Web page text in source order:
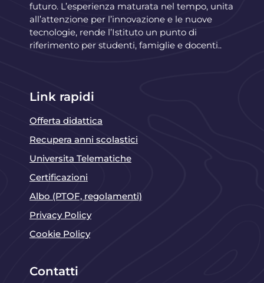
futuro. L’esperienza maturata nel tempo, unita
all’attenzione per l’innovazione e le nuove
tecnologie, rende l’Istituto un punto di
riferimento per studenti, famiglie e docenti..
Link rapidi
Offerta didattica
Recupera anni scolastici
Universita Telematiche
Certificazioni
Albo (PTOF, regolamenti)
Privacy Policy
Cookie Policy
Contatti